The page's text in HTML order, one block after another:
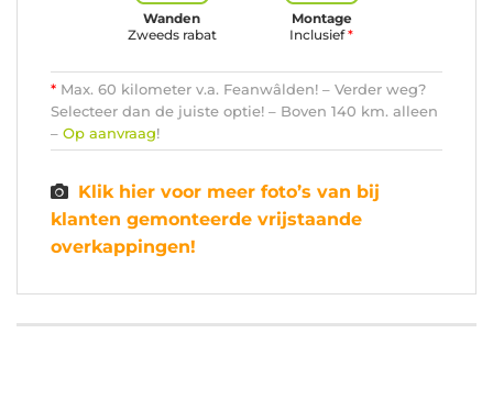
Wanden
Zweeds rabat
Montage
Inclusief*
* Max. 60 kilometer v.a. Feanwâlden! – Verder weg?
Selecteer dan de juiste optie! – Boven 140 km. alleen
– Op aanvraag!
Klik hier voor meer foto’s van bij
klanten gemonteerde vrijstaande
overkappingen!